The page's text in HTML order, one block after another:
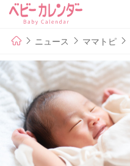
ニュース ママトピ